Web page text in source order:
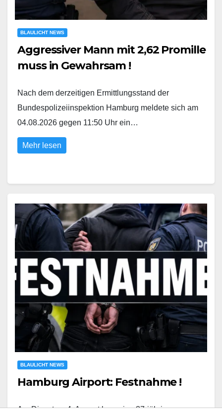
BLAULICHT NEWS
Aggressiver Mann mit 2,62 Promille
muss in Gewahrsam !
Nach dem derzeitigen Ermittlungsstand der
Bundespolizeiinspektion Hamburg meldete sich am
04.08.2026 gegen 11:50 Uhr ein…
Mehr lesen
BLAULICHT NEWS
Hamburg Airport: Festnahme !
Am Dienstag, 4. August kam eine 37-jährige